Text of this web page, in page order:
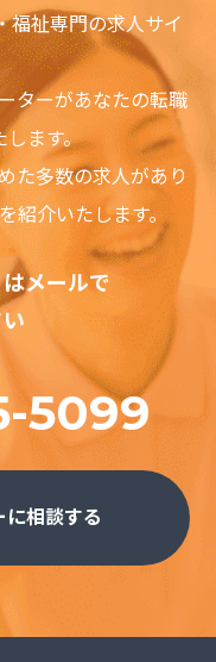
介したものも含め、
による使用または誤用
任の制約は、当社が、
れていた場合であって
識による不法行為、そ
直接、間接、付随、結
償を回避するために適
、第三者を介したもの
使用または誤用およ
またはサービスを使用
サービスの中断、一時
らず、適用されます。
よる本質的目的の不
の範囲で適用されま
為をすることはでき
ー権、肖像権等すべて
のおそれのある行為
利を目的とした情報
福祉専門の求人サイ
ターがあなたの転職
します。
た多数の求⼈があり
紹介いたします。
メールで
5099
に相談する